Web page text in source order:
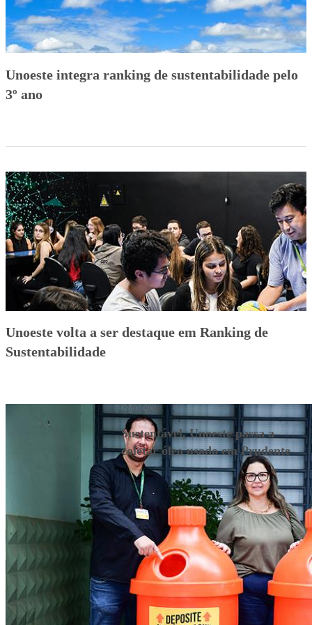
Unoeste integra ranking de sustentabilidade pelo
3º ano
Unoeste volta a ser destaque em Ranking de
Sustentabilidade
27/03/2024
Sustentável, Unoeste passa a
coletar óleo usado em Prudente